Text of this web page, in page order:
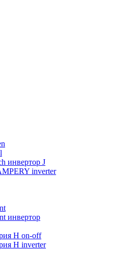
инвертор J
inverter
инвертор
Н on-off
Н inverter